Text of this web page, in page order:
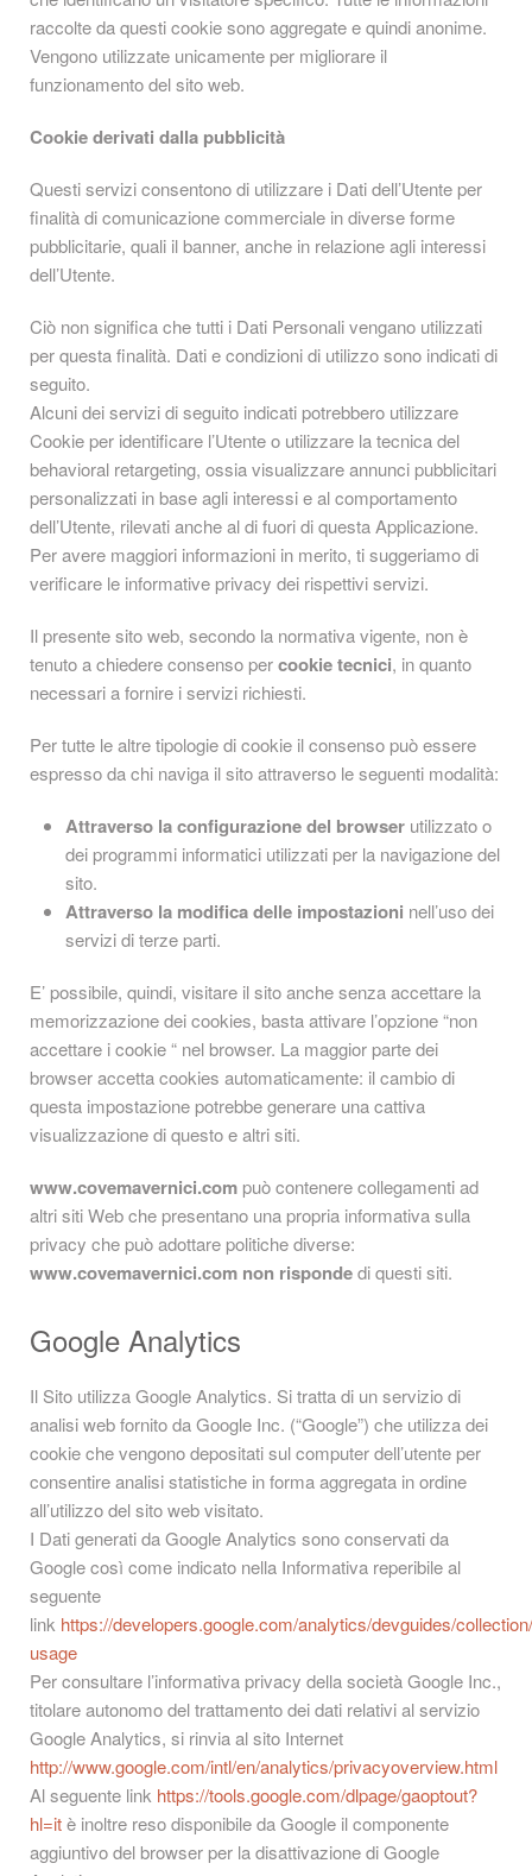
raccolte da questi cookie sono aggregate e quindi anonime.
Vengono utilizzate unicamente per migliorare il
funzionamento del sito web.
Cookie derivati dalla pubblicità
Questi servizi consentono di utilizzare i Dati dell’Utente per
finalità di comunicazione commerciale in diverse forme
pubblicitarie, quali il banner, anche in relazione agli interessi
dell’Utente.
Ciò non significa che tutti i Dati Personali vengano utilizzati
per questa finalità. Dati e condizioni di utilizzo sono indicati di
seguito.
Alcuni dei servizi di seguito indicati potrebbero utilizzare
Cookie per identificare l’Utente o utilizzare la tecnica del
behavioral retargeting, ossia visualizzare annunci pubblicitari
personalizzati in base agli interessi e al comportamento
dell’Utente, rilevati anche al di fuori di questa Applicazione.
Per avere maggiori informazioni in merito, ti suggeriamo di
verificare le informative privacy dei rispettivi servizi.
Il presente sito web, secondo la normativa vigente, non è
tenuto a chiedere consenso percookie tecnici, in quanto
necessari a fornire i servizi richiesti.
Per tutte le altre tipologie di cookie il consenso può essere
espresso da chi naviga il sito attraverso le seguenti modalità:
Attraverso la configurazione del browser utilizzato o
dei programmi informatici utilizzati per la navigazione del
sito.
Attraverso la modifica delle impostazioni nell’uso dei
servizi di terze parti.
E’ possibile, quindi, visitare il sito anche senza accettare la
memorizzazione dei cookies, basta attivare l’opzione “non
accettare i cookie “ nel browser. La maggior parte dei
browser accetta cookies automaticamente: il cambio di
questa impostazione potrebbe generare una cattiva
visualizzazione di questo e altri siti.
www.covemavernici.com può contenere collegamenti ad
altri siti Web che presentano una propria informativa sulla
privacy che può adottare politiche diverse:
www.covemavernici.com non rispondedi questi siti.
Google Analytics
Il Sito utilizza Google Analytics. Si tratta di un servizio di
analisi web fornito da Google Inc. (“Google”) che utilizza dei
cookie che vengono depositati sul computer dell’utente per
consentire analisi statistiche in forma aggregata in ordine
all’utilizzo del sito web visitato.
I Dati generati da Google Analytics sono conservati da
Google così come indicato nella Informativa reperibile al
seguente
link https://developers.google.com/analytics/devguides/
usage
Per consultare l’informativa privacy della società Google Inc.,
titolare autonomo del trattamento dei dati relativi al servizio
Google Analytics, si rinvia al sito Internet
http://www.google.com/intl/en/analytics/privacyoverview.html
Al seguente link https://tools.google.com/dlpage/gaoptout?
hl=itè inoltre reso disponibile da Google il componente
aggiuntivo del browser per la disattivazione di Google